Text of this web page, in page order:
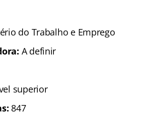
do Trabalho e Emprego
A definir
superior
847